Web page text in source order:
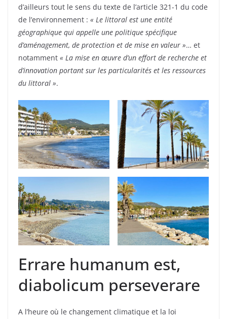
d’ailleurs tout le sens du texte de l’article 321-1 du code
de l’environnement : « Le littoral est une entité
géographique qui appelle une politique spécifique
d’aménagement, de protection et de mise en valeur »… et
notamment « La mise en œuvre d’un effort de recherche et
d’innovation portant sur les particularités et les ressources
du littoral ».
Errare humanum est,
diabolicum perseverare
A l’heure où le changement climatique et la loi